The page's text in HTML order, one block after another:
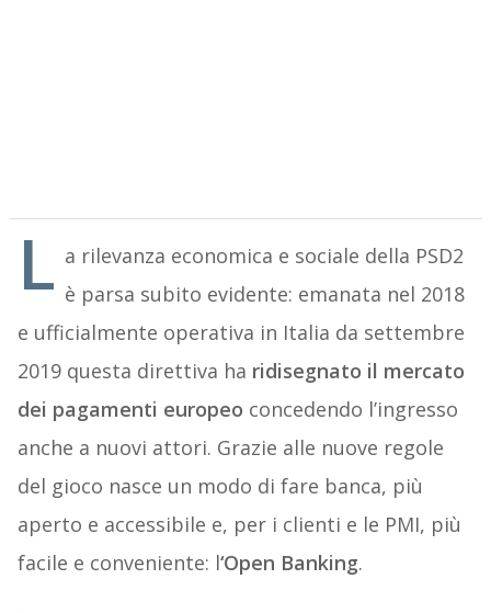
L a rilevanza economica e sociale della PSD2
è parsa subito evidente: emanata nel 2018
e ufficialmente operativa in Italia da settembre
2019 questa direttiva ha ridisegnato il mercato
dei pagamenti europeo concedendo l’ingresso
anche a nuovi attori. Grazie alle nuove regole
del gioco nasce un modo di fare banca, più
aperto e accessibile e, per i clienti e le PMI, più
facile e conveniente: l‘Open Banking.